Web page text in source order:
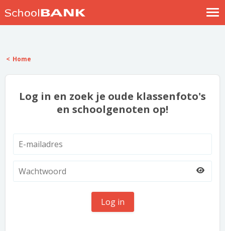
Help
Home
Log in en zoek je oude klassenfoto's
en schoolgenoten op!
Log in